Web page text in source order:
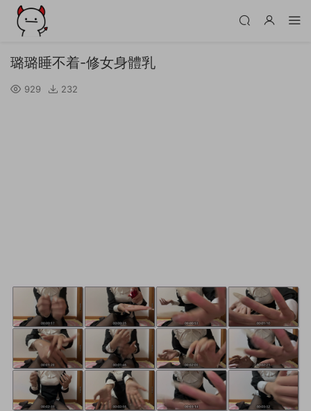
璐璐睡不着-修女身體乳
929 232